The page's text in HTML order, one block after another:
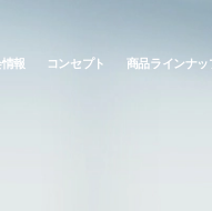
情報 コンセプト 商品ラインナッ